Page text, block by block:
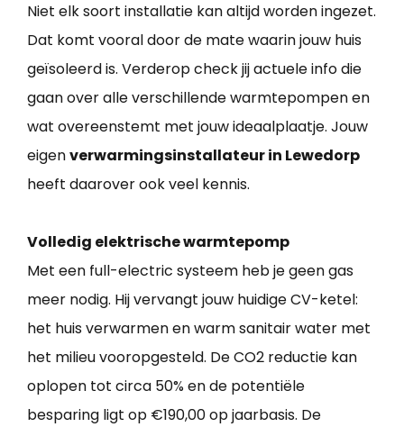
Niet elk soort installatie kan altijd worden ingezet.
Dat komt vooral door de mate waarin jouw huis
geïsoleerd is. Verderop check jij actuele info die
gaan over alle verschillende warmtepompen en
wat overeenstemt met jouw ideaalplaatje. Jouw
eigenverwarmingsinstallateur in Lewedorp
heeft daarover ook veel kennis.
Volledig elektrische warmtepomp
Met een full-electric systeem heb je geen gas
meer nodig. Hij vervangt jouw huidige CV-ketel:
het huis verwarmen en warm sanitair water met
het milieu vooropgesteld. De CO2 reductie kan
oplopen tot circa 50% en de potentiële
besparing ligt op €190,00 op jaarbasis. De